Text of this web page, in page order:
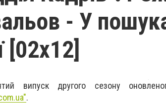
- У
[02x12]
випуск другого сезону
.